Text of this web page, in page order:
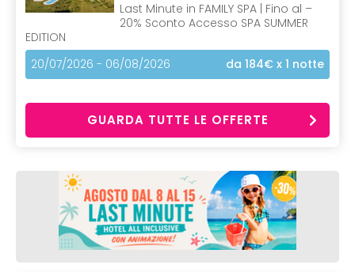
Last Minute in FAMILY SPA | Fino al –
20% Sconto Accesso SPA SUMMER
EDITION
20/07/2026 - 06/08/2026
da 184€ x 1 notte
GUARDA TUTTE LE OFFERTE